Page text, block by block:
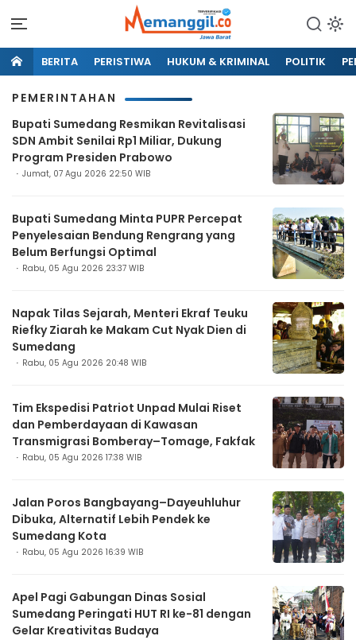
BERITA PERISTIWA HUKUM & KRIMINAL POLITIK
PEMERINTAHAN
Bupati Sumedang Resmikan Revitalisasi
SDN Ambit Senilai Rp1 Miliar, Dukung
Program Presiden Prabowo
Jumat, 07 Agu 2026 22:50 WIB
Bupati Sumedang Minta PUPR Percepat
Penyelesaian Bendung Rengrang yang
Belum Berfungsi Optimal
Rabu, 05 Agu 2026 23:37 WIB
Napak Tilas Sejarah, Menteri Ekraf Teuku
Riefky Ziarah ke Makam Cut Nyak Dien di
Sumedang
Rabu, 05 Agu 2026 20:48 WIB
Tim Ekspedisi Patriot Unpad Mulai Riset
dan Pemberdayaan di Kawasan
Transmigrasi Bomberay–Tomage, Fakfak
Rabu, 05 Agu 2026 17:38 WIB
Jalan Poros Bangbayang–Dayeuhluhur
Dibuka, Alternatif Lebih Pendek ke
Sumedang Kota
Rabu, 05 Agu 2026 16:39 WIB
Apel Pagi Gabungan Dinas Sosial
Sumedang Peringati HUT RI ke-81 dengan
Gelar Kreativitas Budaya